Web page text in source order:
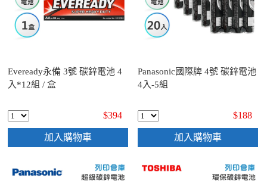
Eveready永備 3號 碳鋅電池 4
入*12組 / 盒
$394
加入購物車
Panasonic國際牌 4號 碳鋅電池
4入-5組
$188
加入購物車